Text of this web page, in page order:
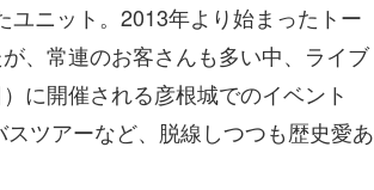
ニット。2013年より始まったトー
、常連のお客さんも多い中、ライブ
に開催される彦根城でのイベント
ツアーなど、脱線しつつも歴史愛あ